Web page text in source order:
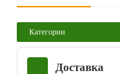
Категории
Доставка